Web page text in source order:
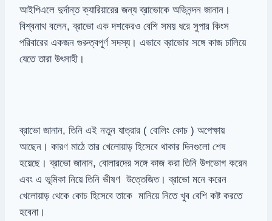
আইপিএলে দুর্দান্ত ক্যারিয়ারের জন্য ব্রাভোকে অভিনন্দন জানান।
বিশ্বনাথ বলেন, ব্রাভো এক দশকেরও বেশি সময় ধরে সুপার কিংস
পরিবারের একজন গুরুত্বপূর্ণ সদস্য। এভাবে ব্রাভোর সঙ্গে কাজ চালিয়ে
যেতে তারা উৎসাহী।
ব্রাভো জানান, তিনি এই নতুন যাত্রার ( বোলিং কোচ ) অপেক্ষায়
আছেন। কারণ মাঠে তার খেলোয়াড় হিসেবে থাকার দিনগুলো শেষ
হয়েছে। ব্রাভো জানান, বোলারদের সঙ্গে কাজ করা তিনি উপভোগ করেন
এবং এ ভূমিকা নিয়ে তিনি ভীষণ উত্তেজিত। ব্রাভো মনে করেন
খেলোয়াড় থেকে কোচ হিসেবে তাকে মানিয়ে নিতে খুব বেশি কষ্ট করতে
হবেনা।